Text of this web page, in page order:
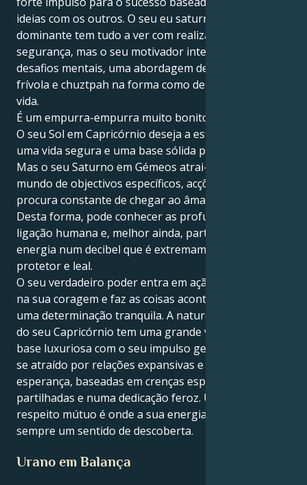
ideias com os outros. O seu eu saturnino O seu eu
dominante tem tudo a ver com realização e
segurança, mas o seu motivador interior anseia por
desafios mentais, uma abordagem despreocupada e
frívola e chuztpah na forma como desenvolve a sua
vida.
É um empurra-empurra muito bonito e emocionante.
O seu Sol em Capricórnio deseja a estabilidade de
uma vida segura e uma base sólida para um parceiro.
Mas o seu Saturno em Gémeos atrai-o para um
mundo de objectivos específicos, acções práticas e a
procura constante de chegar ao âmago das coisas.
Desta forma, pode conhecer as profundezas da
ligação humana e, melhor ainda, partilhar a sua
energia num decibel que é extremamente estável,
protetor e leal.
O seu verdadeiro poder entra em ação quando confia
na sua coragem e faz as coisas acontecerem com
uma determinação tranquila. A natureza ambiciosa
do seu Capricórnio tem uma grande visão e uma
base luxuriosa com o seu impulso geminiano. Sente-
se atraído por relações expansivas e cheias de
esperança, baseadas em crenças espirituais
partilhadas e numa dedicação feroz. Um ambiente de
respeito mútuo é onde a sua energia floresce e há
sempre um sentido de descoberta.
Urano em Balança